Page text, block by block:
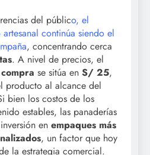
del público, el
continúa siendo el
, concentrando cerca
. A nivel de precios, el
se sitúa en S/ 25,
producto al alcance del
bien los costos de los
estables, las panaderías
en empaques más
, un factor que hoy
la estrategia comercial.